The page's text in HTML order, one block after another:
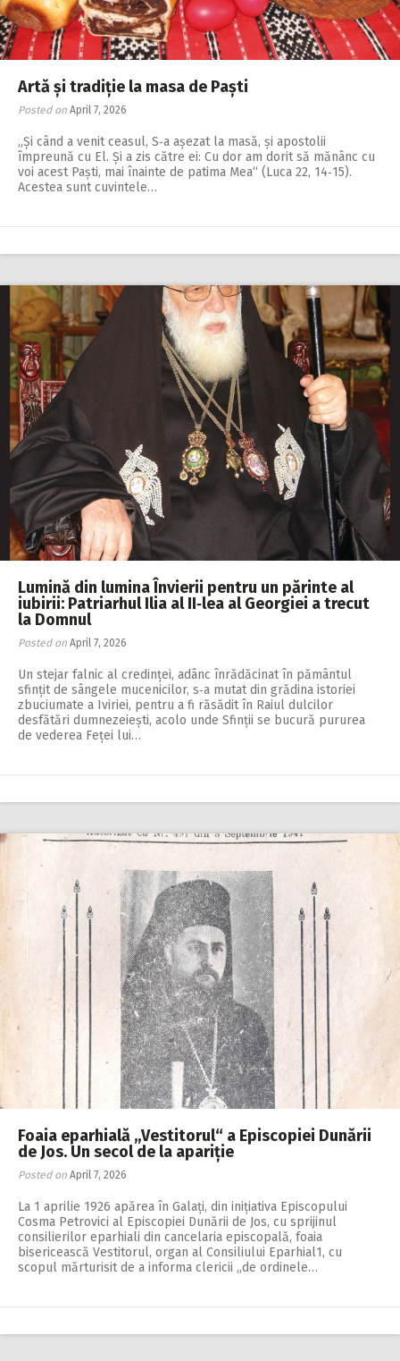
Artă și tradiție la masa de Paști
Posted on April 7, 2026
„Și când a venit ceasul, S‑a așezat la masă, și apostolii
împreună cu El. Și a zis către ei: Cu dor am dorit să mănânc cu
voi acest Paști, mai înainte de patima Mea“ (Luca 22, 14‑15).
Acestea sunt cuvintele…
Lumină din lumina Învierii pentru un părinte al
iubirii: Patriarhul Ilia al II‑lea al Georgiei a trecut
la Domnul
Posted on April 7, 2026
Un stejar falnic al credinței, adânc înrădăcinat în pământul
sfințit de sângele mucenicilor, s‑a mutat din grădina istoriei
zbuciumate a Iviriei, pentru a fi răsădit în Raiul dulcilor
desfătări dumnezeiești, acolo unde Sfinții se bucură pururea
de vederea Feței lui…
Foaia eparhială „Vestitorul“ a Episcopiei Dunării
de Jos. Un secol de la apariție
Posted on April 7, 2026
La 1 aprilie 1926 apărea în Galați, din inițiati­va Episcopului
Cosma Pe­­trovici al Episcopiei Dunării de Jos, cu sprijinul
consilierilor eparhiali din cancelaria episcopală, foaia
bisericească Vestitorul, organ al Consiliului Eparhial1, cu
scopul mărturisit de a informa clericii „de ordinele…